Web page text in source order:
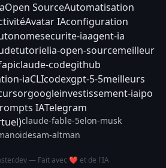
Open SourceAutomatisation
Avatar IAconfiguration
securite-iaagent-ia
tutorielia-open-sourcemeilleur
apiclaude-codegithub
iaCLIcodexgpt-5-5meilleurs
googleinvestissement-iaipo
IATelegram
claude-fable-5elon-musk
sam-altman
— Fait avec ❤️ et de l'IA